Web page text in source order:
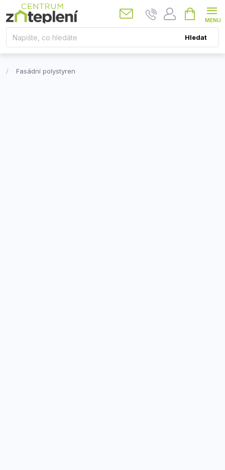
na
obsah
Hledat
Nákupní
košík
Fasádní polystyren